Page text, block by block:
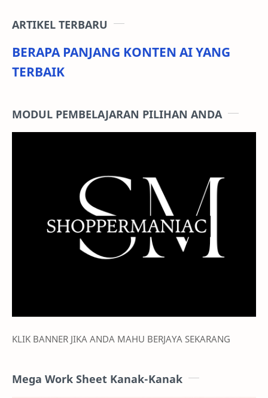
ARTIKEL TERBARU
BERAPA PANJANG KONTEN AI YANG
TERBAIK
MODUL PEMBELAJARAN PILIHAN ANDA
KLIK BANNER JIKA ANDA MAHU BERJAYA SEKARANG
Mega Work Sheet Kanak-Kanak